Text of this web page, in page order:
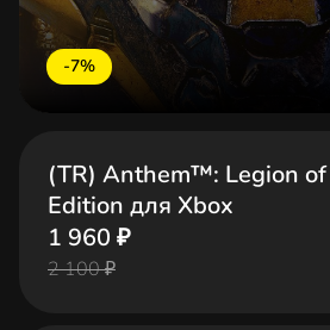
-7%
(TR) Anthem™: Legion
Edition для Xbox
1 960 ₽
2 100 ₽